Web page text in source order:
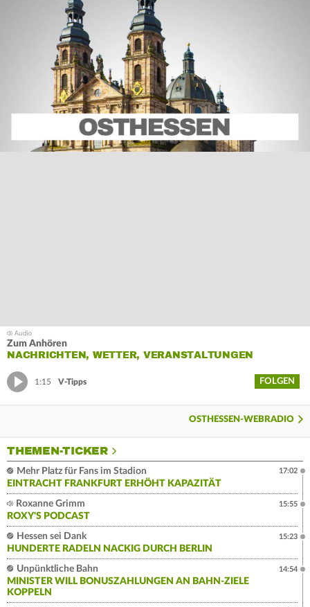
Zum Anhören
NACHRICHTEN, WETTER, VERANSTALTUNGEN
1:15 V-Tipps FOLGEN
OSTHESSEN-WEBRADIO
THEMEN-TICKER
Mehr Platz für Fans im Stadion
EINTRACHT FRANKFURT ERHÖHT KAPAZITÄT
17:02
Roxanne Grimm
ROXY'S PODCAST
15:55
Hessen sei Dank
HUNDERTE RADELN NACKIG DURCH BERLIN
15:23
Unpünktliche Bahn
MINISTER WILL BONUSZAHLUNGEN AN BAHN-ZIELE
KOPPELN
14:54